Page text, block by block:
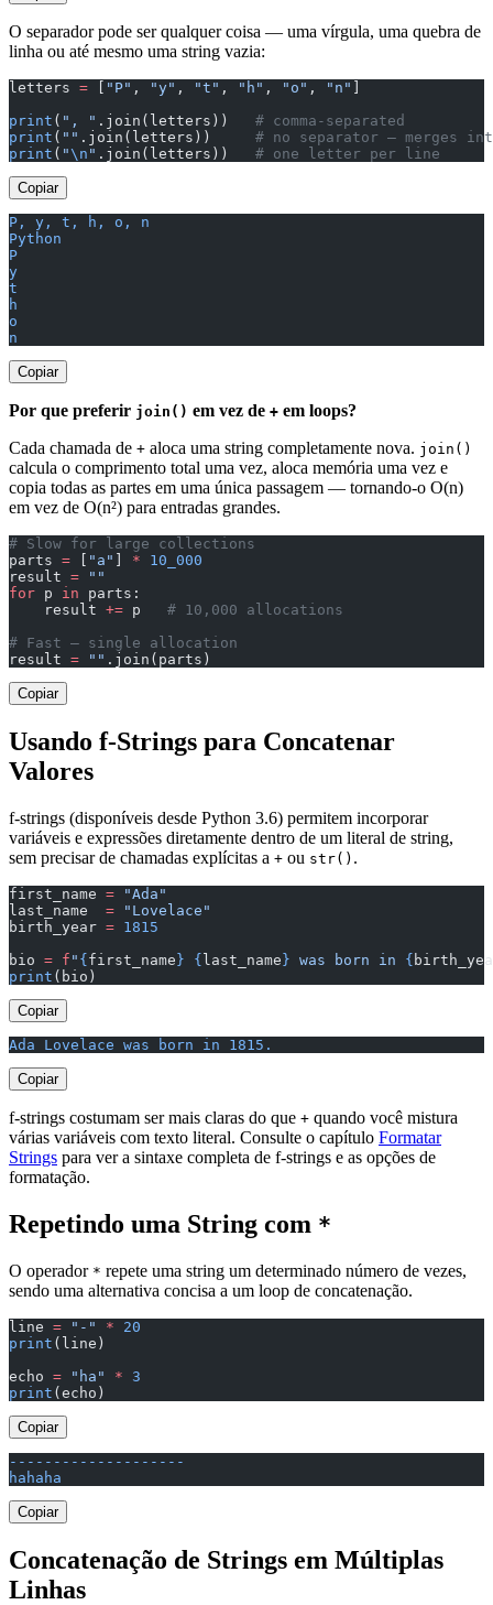
O separador pode ser qualquer coisa — uma vírgula, uma quebra de
linha ou até mesmo uma string vazia:
letters = "P" , "y" , "t" , "h" , "o" , "n"
print ( ", " .join(letters)) # comma-separated
print ( "" .join(letters)) # no separator — merges
print ( "\n " .join(letters)) # one letter per line
Copiar
P, y, t, h, o, n
Python
P
y
t
h
o
n
Copiar
Por que preferir join() em vez de + em loops?
Cada chamada de + aloca uma string completamente nova. join()
calcula o comprimento total uma vez, aloca memória uma vez e
copia todas as partes em uma única passagem — tornando-o O(n)
em vez de O(n²) para entradas grandes.
# Slow for large collections
parts = "a" * 10_000
result = ""
for p in parts:
    result
+= p # 10,000 allocations
# Fast — single allocation
result = "" .join(parts)
Copiar
Usando f-Strings para Concatenar
Valores
f-strings (disponíveis desde Python 3.6) permitem incorporar
variáveis e expressões diretamente dentro de um literal de string,
sem precisar de chamadas explícitas a + ou str() .
first_name = "Ada"
last_name = "Lovelace"
birth_year = 1815
bio = f " { first_name } { last_name } was born in {
print (bio)
Copiar
Ada Lovelace was born in 1815.
Copiar
f-strings costumam ser mais claras do que + quando você mistura
várias variáveis com texto literal. Consulte o capítulo Formatar
Strings para ver a sintaxe completa de f-strings e as opções de
formatação.
Repetindo uma String com *
O operador * repete uma string um determinado número de vezes,
sendo uma alternativa concisa a um loop de concatenação.
line = "-" * 20
print (line)
echo = "ha" * 3
print (echo)
Copiar
--------------------
hahaha
Copiar
Concatenação de Strings em Múltiplas
Linhas